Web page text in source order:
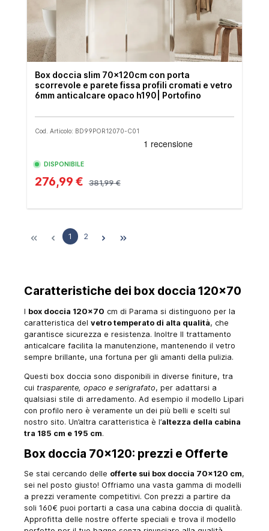
Box doccia slim 70x120cm con porta
scorrevole e parete fissa profili cromati e vetro
6mm anticalcare opaco h190| Portofino
Cod. Articolo: BD99POR12070-C01
DISPONIBILE
276,99 € 381,99 €
1 2
Caratteristiche dei box doccia 120x70
I box doccia 120x70 cm di Parama si distinguono per la
caratteristica del vetro temperato di alta qualità, che
garantisce sicurezza e resistenza. Inoltre Il trattamento
anticalcare facilita la manutenzione, mantenendo il vetro
sempre brillante, una fortuna per gli amanti della pulizia.
Questi box doccia sono disponibili in diverse finiture, tra
cui trasparente, opaco e serigrafato, per adattarsi a
qualsiasi stile di arredamento. Ad esempio il modello Lipari
con profilo nero è veramente un dei più belli e scelti sul
nostro sito. Un’altra caratteristica è l’altezza della cabina
tra 185 cm e 195 cm.
Box doccia 70x120: prezzi e Offerte
Se stai cercando delle offerte sui box doccia 70x120 cm,
sei nel posto giusto! Offriamo una vasta gamma di modelli
a prezzi veramente competitivi. Con prezzi a partire da
soli 160€ puoi portarti a casa una cabina doccia di qualità.
Approfitta delle nostre offerte speciali e trova il modello